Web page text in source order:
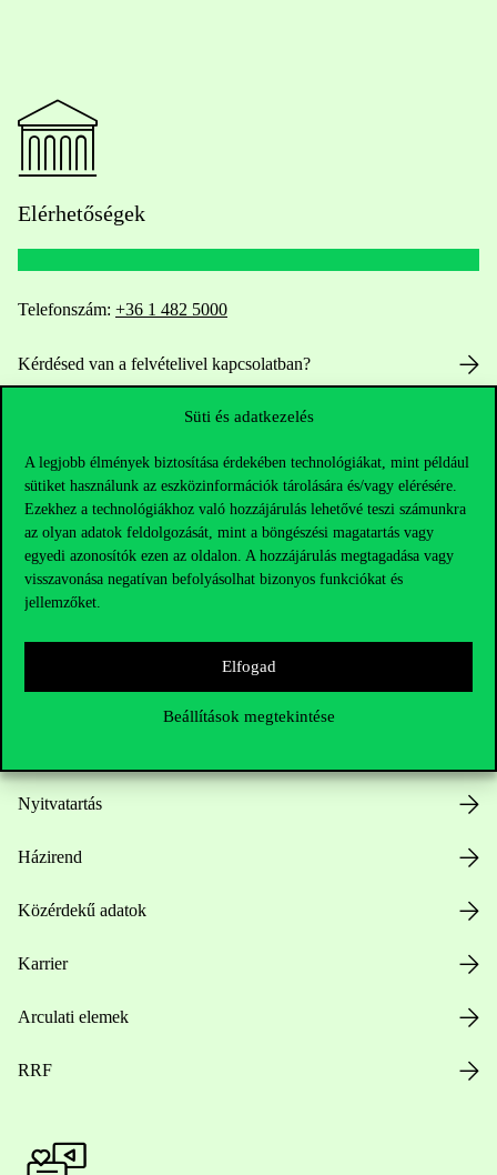
Süti és adatkezelés
A legjobb élmények biztosítása érdekében technológiákat, mint például
sütiket használunk az eszközinformációk tárolására és/vagy elérésére.
Ezekhez a technológiákhoz való hozzájárulás lehetővé teszi számunkra
az olyan adatok feldolgozását, mint a böngészési magatartás vagy
egyedi azonosítók ezen az oldalon. A hozzájárulás megtagadása vagy
visszavonása negatívan befolyásolhat bizonyos funkciókat és
jellemzőket.
Elfogad
Beállítások megtekintése
Elérhetőségek
Telefonszám: +36 1 482 5000
Kérdésed van a felvételivel kapcsolatban?
HUB jelenlegi hallgatóinknak
Sajtó: press@uni-corvinus.hu
Nyitvatartás
Házirend
Közérdekű adatok
Karrier
Arculati elemek
RRF